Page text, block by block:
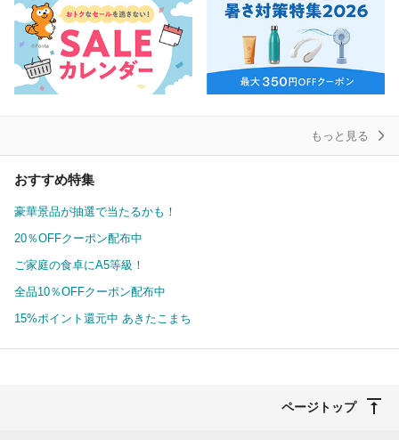
もっと見る
おすすめ特集
豪華景品が抽選で当たるかも！
20％OFFクーポン配布中
ご家庭の食卓にA5等級！
全品10％OFFクーポン配布中
15%ポイント還元中 あきたこまち
ページトップ